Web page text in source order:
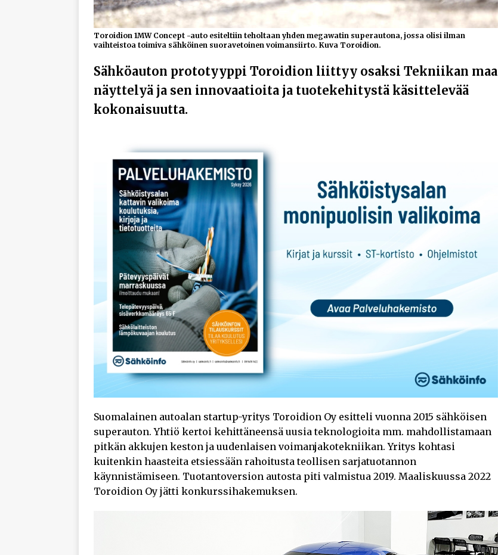
Toroidion 1MW Concept -auto esiteltiin teholtaan yhden megawatin superautona, jossa olisi ilman
vaihteistoa toimiva sähköinen suoravetoinen voimansiirto. Kuva Toroidion.
Sähköauton prototyyppi Toroidion liittyy osaksi Tekniikan maa
näyttelyä ja sen innovaatioita ja tuotekehitystä käsittelevää
kokonaisuutta.
Suomalainen autoalan startup-yritys Toroidion Oy esitteli vuonna 2015 sähköisen
superauton. Yhtiö kertoi kehittäneensä uusia teknologioita mm. mahdollistamaan
pitkän akkujen keston ja uudenlaisen voimanjakotekniikan. Yritys kohtasi
kuitenkin haasteita etsiessään rahoitusta teollisen sarjatuotannon
käynnistämiseen. Tuotantoversion autosta piti valmistua 2019. Maaliskuussa 2022
Toroidion Oy jätti konkurssihakemuksen.